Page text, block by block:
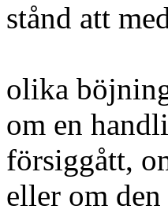
stånd att
olika
om en
försiggått,
eller om